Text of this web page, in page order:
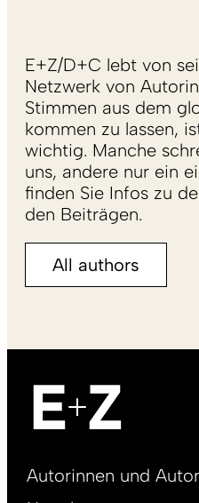
E+Z/D+C lebt von
Netzwerk von
Stimmen aus dem
kommen zu lassen,
wichtig. Manche
uns, andere nur ein
finden Sie Infos zu
den Beiträgen.
All authors
Footer
Autorinnen und